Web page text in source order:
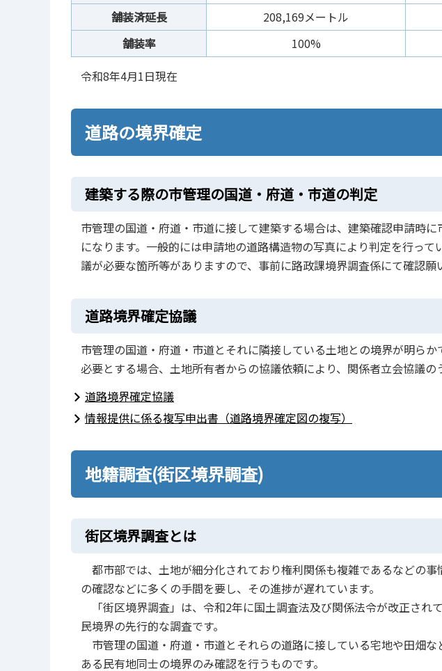
舗装済延長
208,169メートル
舗装率
100%
令和8年4月1日現在
道路の境界確定
建築する際の市管理の国道・府道・市道の判定
市管理の国道・府道・市道に接して建築する場合は、建築確認申請時
になります。一般的には申請地の道路構造物の写真により判定を行っ
議が必要な箇所等がありますので、事前に路政課境界調査係にて確認願
道路境界確定協議
市管理の国道・府道・市道とそれに隣接している土地との境界が明ら
必要とする場合、土地所有者からの協議依頼により、関係者立会協議の
道路境界確定協議
情報提供に係る複写申出書（道路境界確定図の複写）
地籍調査(街区境界調査)
街区境界調査とは
都市部では、土地が細分化されており権利関係も複雑であるなどの
の確認などに多くの手間を要し、その進捗が遅れています。
「街区境界調査」は、令和2年に国土調査法及び関係法令が改正され
民境界の先行的な調査です。
市管理の国道・府道・市道とそれらの道路に接している宅地や田畑
ある民有地同士の境界のみ確認を行うものです。